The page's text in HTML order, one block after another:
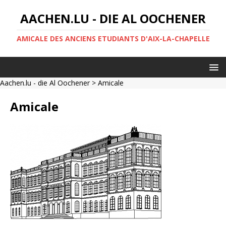
AACHEN.LU - DIE AL OOCHENER
AMICALE DES ANCIENS ETUDIANTS D'AIX-LA-CHAPELLE
Aachen.lu - die Al Oochener> Amicale
Amicale